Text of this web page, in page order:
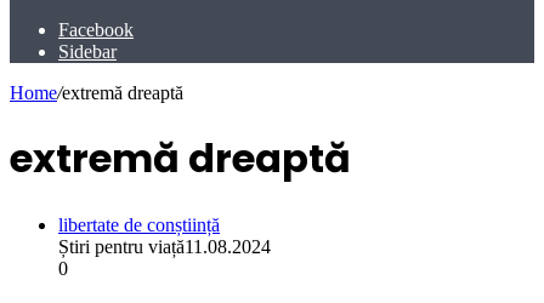
Facebook
Sidebar
Home/extremă dreaptă
extremă dreaptă
libertate de conștiință
Știri pentru viață11.08.2024
0